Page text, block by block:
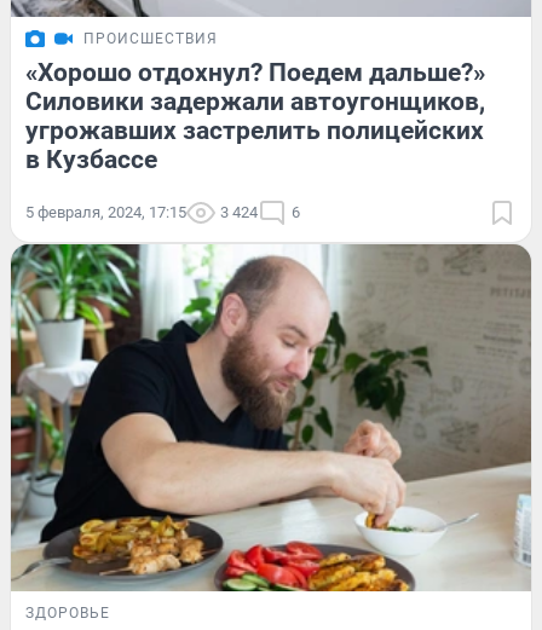
ПРОИСШЕСТВИЯ
«Хорошо отдохнул? Поедем дальше?»
Силовики задержали автоугонщиков,
угрожавших застрелить полицейских
в Кузбассе
5 февраля, 2024, 17:15 3 424 6
ЗДОРОВЬЕ